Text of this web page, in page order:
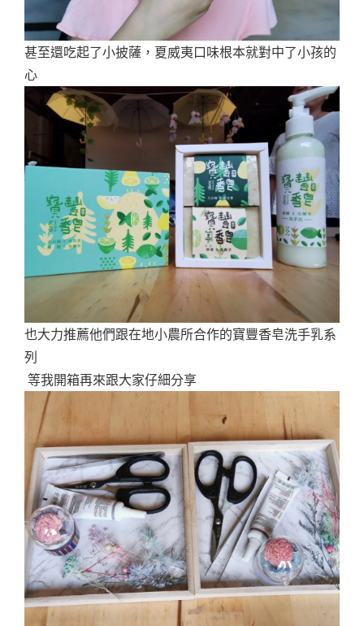
甚至還吃起了小披薩，夏威夷口味根本就對中了小孩的
心
也大力推薦他們跟在地小農所合作的寶豐香皂洗手乳系
列
等我開箱再來跟大家仔細分享